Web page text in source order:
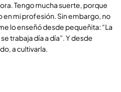
Tengo mucha suerte, porque
en mi profesión. Sin embargo, no
lo enseñó desde pequeñita: “La
trabaja día a día”. Y desde
a cultivarla.